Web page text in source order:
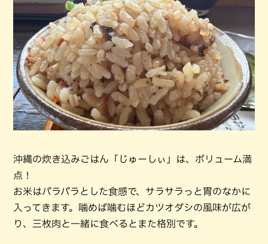
沖縄の炊き込みごはん「じゅーしぃ」は、ボリューム満
点！
お米はパラパラとした食感で、サラサラっと胃のなかに
入ってきます。噛めば噛むほどカツオダシの風味が広が
り、三枚肉と一緒に食べるとまた格別です。